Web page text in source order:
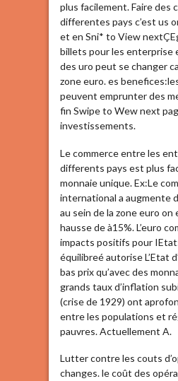
plus facilement. Faire des
differentes pays c’est us
et en Sni* to View
billets pour les enterprise
des uro peut se changer
zone euro. es
peuvent emprunter des
fin Swipe to Wew next
investissements.
Le commerce entre les
differents pays est plus
monnaie unique. Ex:Le
international a augmente
au sein de la zone euro on
hausse de à15%. L’euro
impacts positifs pour
équilibreé autorise L’Etat
bas prix qu’avec des
grands taux d’inflation
(crise de 1929) ont
entre les populations et
pauvres. Actuellement A.
Lutter contre les couts
changes. le coût des